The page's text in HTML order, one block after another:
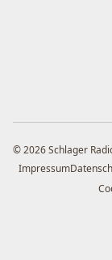
© 2026 Schlager
Impressum